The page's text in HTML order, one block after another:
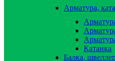
Арматура,
Катанка
Балка,